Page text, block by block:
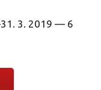
3. 2019 — 6